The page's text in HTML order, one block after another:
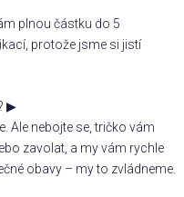
plnou částku do 5
protože jsme si jistí
▶
Ale nebojte se, tričko vám
zavolat, a my vám rychle
obavy – my to zvládneme.